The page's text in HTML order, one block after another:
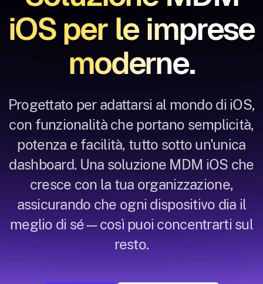
iOS per le imprese
moderne.
Progettato per adattarsi al mondo di iOS,
con funzionalità che portano semplicità,
potenza e facilità, tutto sotto un'unica
dashboard. Una soluzione MDM iOS che
cresce con la tua organizzazione,
assicurando che ogni dispositivo dia il
meglio di sé—così puoi concentrarti sul
resto.